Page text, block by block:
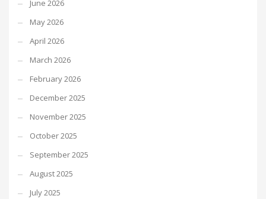
June 2026
May 2026
April 2026
March 2026
February 2026
December 2025
November 2025
October 2025
September 2025
August 2025
July 2025